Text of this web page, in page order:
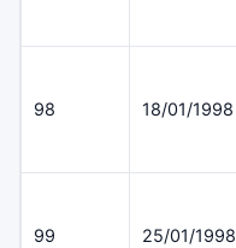
98 18/01/1998
99 25/01/1998